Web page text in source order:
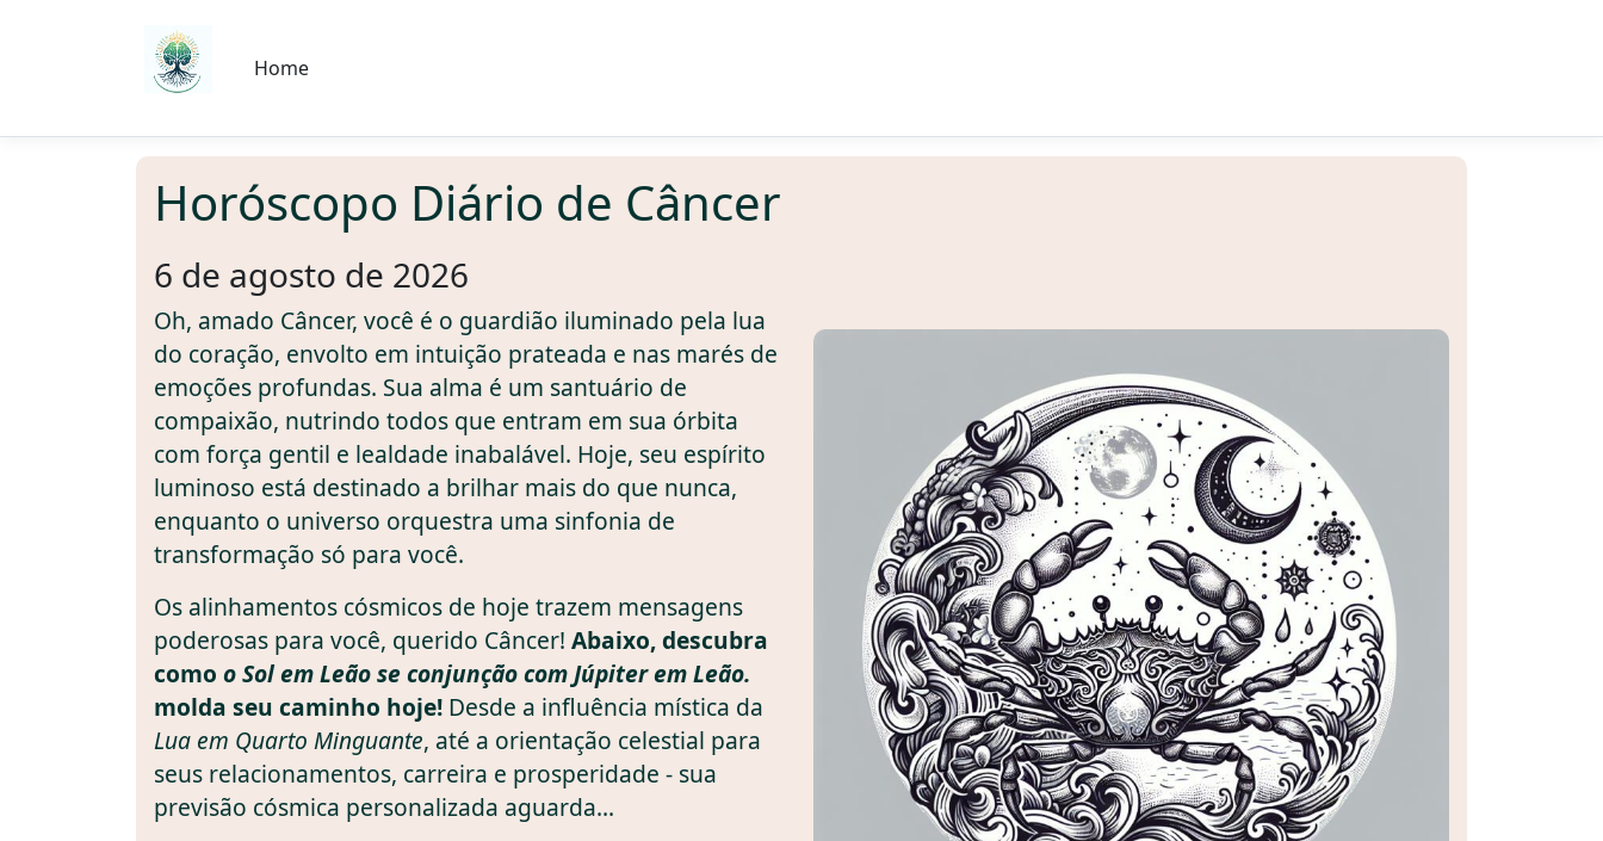
Home
Horóscopo Diário de Câncer
6 de agosto de 2026
Oh, amado Câncer, você é o guardião iluminado pela lua
do coração, envolto em intuição prateada e nas marés de
emoções profundas. Sua alma é um santuário de
compaixão, nutrindo todos que entram em sua órbita
com força gentil e lealdade inabalável. Hoje, seu espírito
luminoso está destinado a brilhar mais do que nunca,
enquanto o universo orquestra uma sinfonia de
transformação só para você.
Os alinhamentos cósmicos de hoje trazem mensagens
poderosas para você, querido Câncer! Abaixo, descubra
como o Sol em Leão se conjunção com Júpiter em Leão.
molda seu caminho hoje! Desde a influência mística da
Lua em Quarto Minguante, até a orientação celestial para
seus relacionamentos, carreira e prosperidade - sua
previsão cósmica personalizada aguarda...